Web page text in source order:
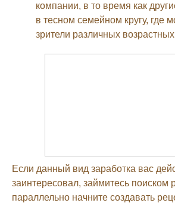
компании, в то время как
в тесном семейном кругу, где
зрители различных возрастных
Если данный вид заработка вас
заинтересовал, займитесь поиском
параллельно начните создавать